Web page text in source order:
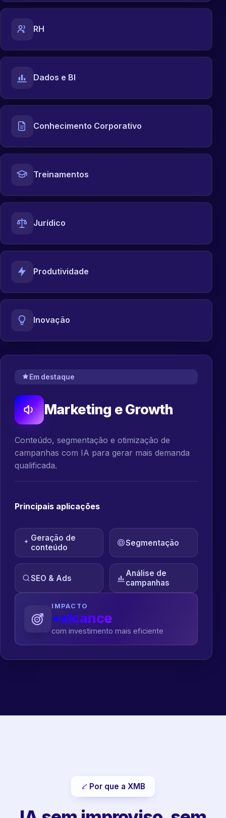
RH
Dados e BI
Conhecimento Corporativo
Treinamentos
Jurídico
Produtividade
Inovação
Em destaque
Marketing e Growth
Conteúdo, segmentação e otimização de
campanhas com IA para gerar mais demanda
qualificada.
Principais aplicações
Geração de
conteúdo
Segmentação
SEO & Ads
Análise de
campanhas
IMPACTO
+alcance
com investimento mais eficiente
Por que a XMB